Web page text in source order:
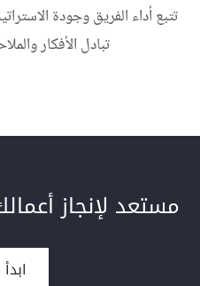
تتبع أداء الفريق وجودة
تبادل الأفكار
مستعد لإنجاز